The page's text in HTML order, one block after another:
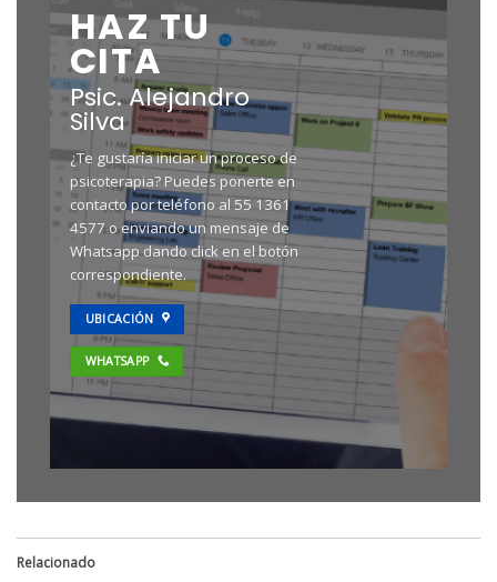
HAZ TU
CITA
Psic. Alejandro
Silva
¿Te gustaría iniciar un proceso de
psicoterapia? Puedes ponerte en
contacto por teléfono al 55 1361
4577 o enviando un mensaje de
Whatsapp dando click en el botón
correspondiente.
UBICACIÓN
WHATSAPP
Relacionado